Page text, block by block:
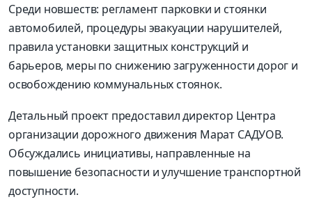
Среди новшеств: регламент парковки и стоянки
автомобилей, процедуры эвакуации нарушителей,
правила установки защитных конструкций и
барьеров, меры по снижению загруженности дорог и
освобождению коммунальных стоянок.
Детальный проект предоставил директор Центра
организации дорожного движения Марат САДУОВ.
Обсуждались инициативы, направленные на
повышение безопасности и улучшение транспортной
доступности.